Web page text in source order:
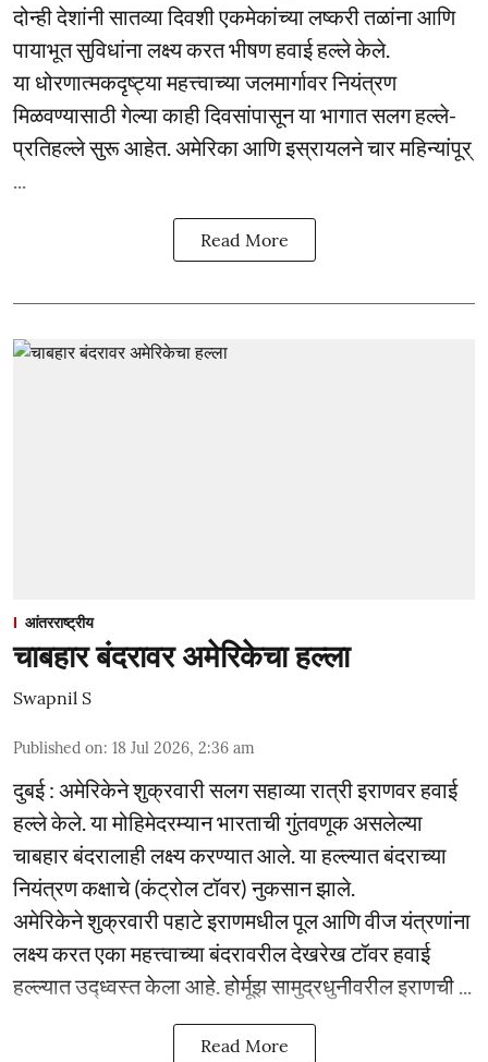
दोन्ही देशांनी सातव्या दिवशी एकमेकांच्या लष्करी तळांना आणि
पायाभूत सुविधांना लक्ष्य करत भीषण हवाई हल्ले केले.
या धोरणात्मकदृष्ट्या महत्त्वाच्या जलमार्गावर नियंत्रण
मिळवण्यासाठी गेल्या काही दिवसांपासून या भागात सलग हल्ले-
प्रतिहल्ले सुरू आहेत. अमेरिका आणि इस्रायलने चार महिन्यांपूर्
...
Read More
आंतरराष्ट्रीय
चाबहार बंदरावर अमेरिकेचा हल्ला
Swapnil S
Published on: 18 Jul 2026, 2:36 am
दुबई : अमेरिकेने शुक्रवारी सलग सहाव्या रात्री इराणवर हवाई
हल्ले केले. या मोहिमेदरम्यान भारताची गुंतवणूक असलेल्या
चाबहार बंदरालाही लक्ष्य करण्यात आले. या हल्ल्यात बंदराच्या
नियंत्रण कक्षाचे (कंट्रोल टॉवर) नुकसान झाले.
अमेरिकेने शुक्रवारी पहाटे इराणमधील पूल आणि वीज यंत्रणांना
लक्ष्य करत एका महत्त्वाच्या बंदरावरील देखरेख टॉवर हवाई
हल्ल्यात उद्ध्वस्त केला आहे. होर्मूझ सामुद्रधुनीवरील इराणची ...
Read More